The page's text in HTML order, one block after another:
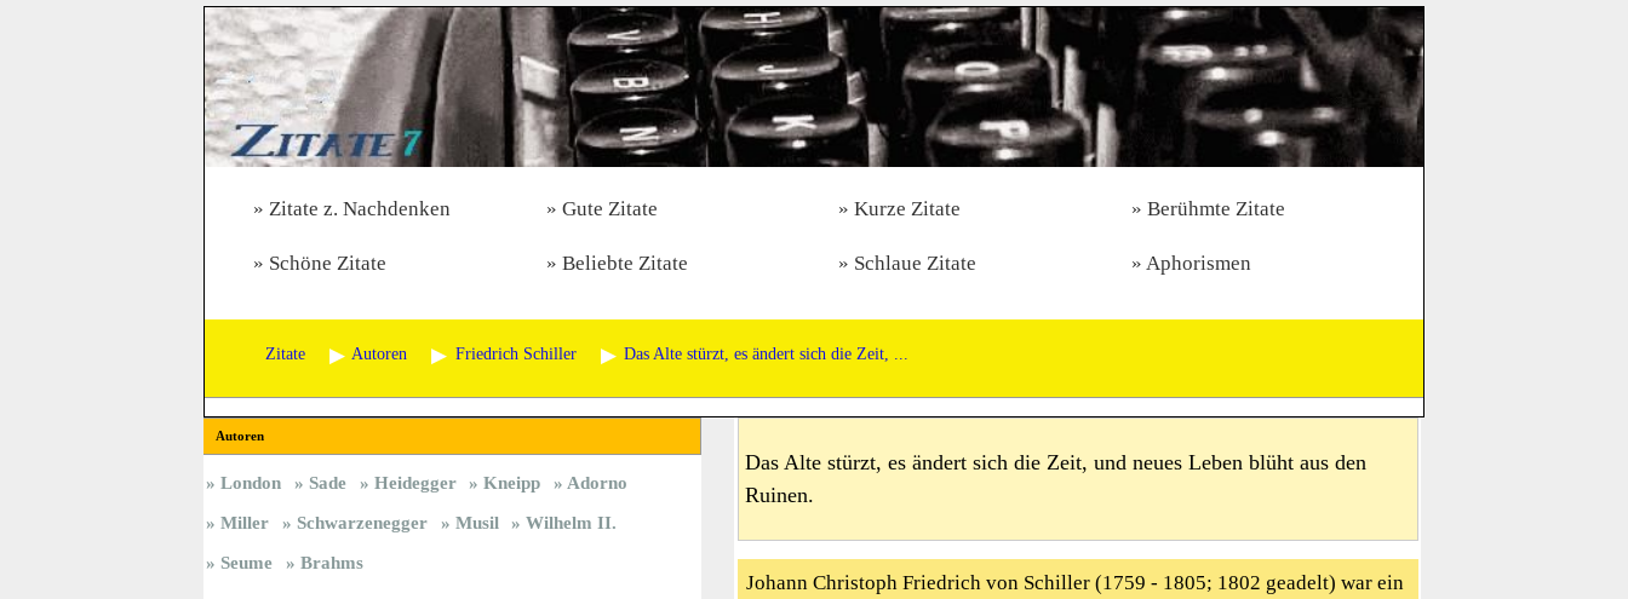
Zitate z. Nachdenken Gute Zitate Kurze Zitate Berühmte Zitate
Schöne Zitate Beliebte Zitate Schlaue Zitate Aphorismen
Zitate Autoren Friedrich Schiller Das Alte stürzt, es ändert sich die Zeit, ...
Das Alte stürzt, es ändert sich die Zeit, und neues Leben blüht aus den
Ruinen.
Johann Christoph Friedrich von Schiller (1759 - 1805; 1802 geadelt) war ein
Autoren
London Sade Heidegger Kneipp
Adorno
Miller
Schwarzenegger Musil
Wilhelm II.
Seume
Brahms